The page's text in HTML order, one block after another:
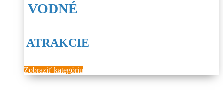
VODNÉ
ATRAKCIE
Zobraziť kategóriu